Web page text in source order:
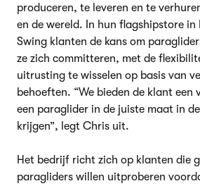
produceren, te leveren en te
en de wereld. In hun flagshipstore
Swing klanten de kans om
ze zich committeren, met de
uitrusting te wisselen op basis van
behoeften. “We bieden de klant een
een paraglider in de juiste maat in
krijgen”, legt Chris uit.
Het bedrijf richt zich op klanten die
paragliders willen uitproberen